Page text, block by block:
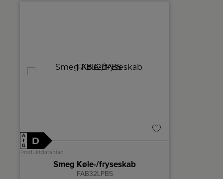
A
↑
G
D
Produktdatablad
Smeg Køle-/fryseskab
FAB32LPB5